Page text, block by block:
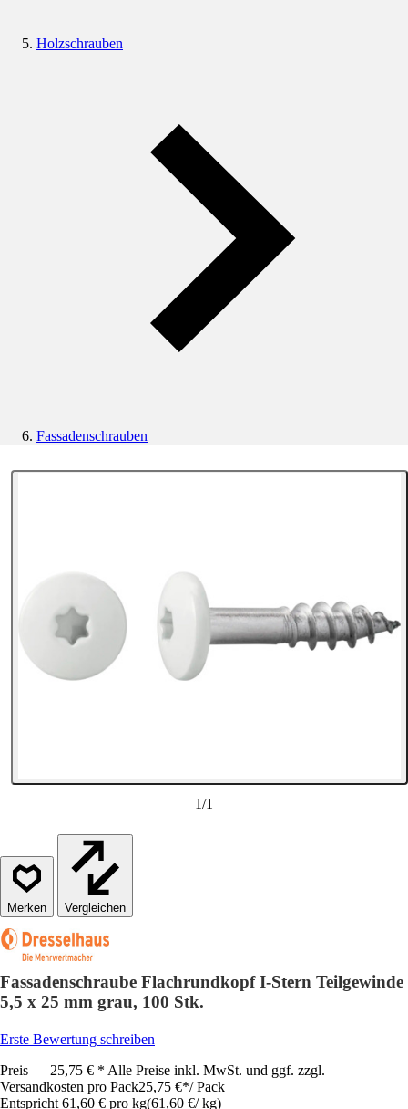
Holzschrauben
Fassadenschrauben
1/1
Vergleichen
Fassadenschraube Flachrundkopf I-Stern Teilgewinde
5,5 x 25 mm grau, 100 Stk.
Erste Bewertung schreiben
Preis — 25,75 € * Alle Preise inkl. MwSt. und ggf. zzgl.
Versandkosten pro Pack25,75 €*/ Pack
Entspricht 61,60 € pro kg(61,60 €/ kg)